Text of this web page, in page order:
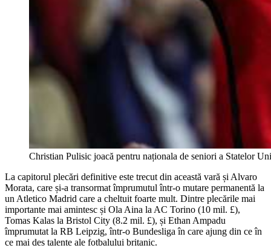
Christian Pulisic joacă pentru naționala de seniori a Statelor
La capitorul plecări definitive este trecut din această vară și Alvaro
Morata, care și-a transormat împrumutul într-o mutare permanentă la
un Atletico Madrid care a cheltuit foarte mult. Dintre plecările mai
importante mai amintesc și Ola Aina la AC Torino (10 mil. £),
Tomas Kalas la Bristol City (8.2 mil. £), și Ethan Ampadu
împrumutat la RB Leipzig, într-o Bundesliga în care ajung din ce în
ce mai des talente ale fotbalului britanic.